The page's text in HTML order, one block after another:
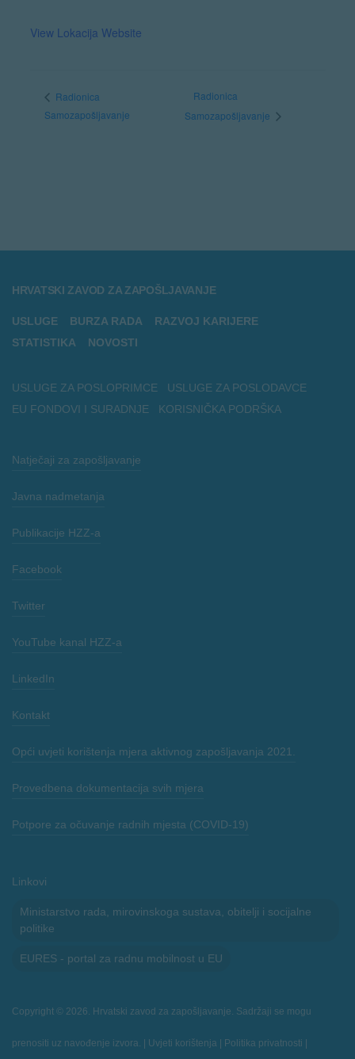
View Lokacija Website
Radionica
Samozapošljavanje
Radionica
Samozapošljavanje
HRVATSKI ZAVOD ZA ZAPOŠLJAVANJE
USLUGE BURZA RADA
RAZVOJ KARIJERE
STATISTIKA
NOVOSTI
USLUGE ZA POSLOPRIMCE
USLUGE ZA POSLODAVCE
EU FONDOVI I SURADNJE
KORISNIČKA PODRŠKA
Natječaji za zapošljavanje
Javna nadmetanja
Publikacije HZZ-a
Facebook
Twitter
YouTube kanal HZZ-a
LinkedIn
Kontakt
Opći uvjeti korištenja mjera aktivnog zapošljavanja 2021.
Provedbena dokumentacija svih mjera
Potpore za očuvanje radnih mjesta (COVID-19)
Linkovi
Ministarstvo rada, mirovinskoga sustava, obitelji i socijalne
politike
EURES - portal za radnu mobilnost u EU
Copyright © 2026. Hrvatski zavod za zapošljavanje. Sadržaji se mogu
prenositi uz navođenje izvora. | Uvjeti korištenja | Politika privatnosti |